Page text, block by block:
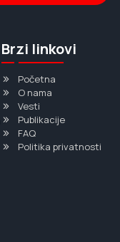
Brzi linkovi
Početna
O nama
Vesti
Publikacije
FAQ
Politika privatnosti